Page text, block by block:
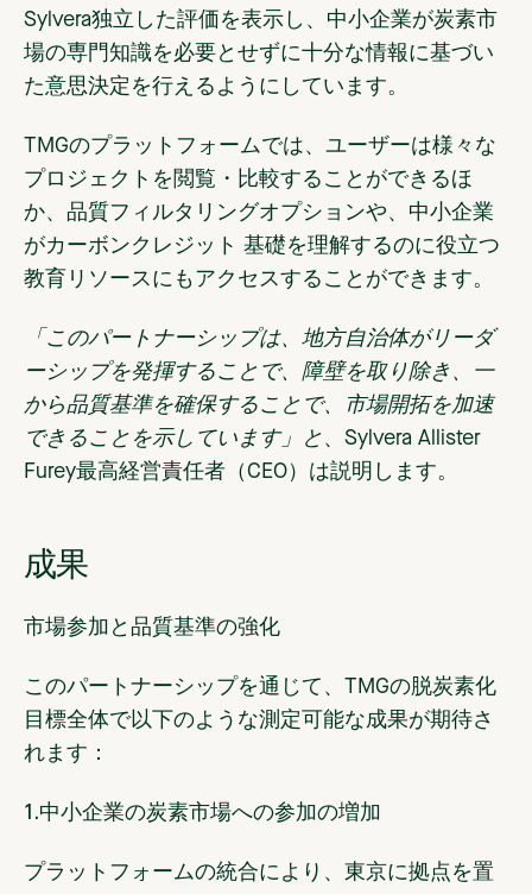
Sylvera独立した評価を表示し、中小企業が炭素市
場の専門知識を必要とせずに十分な情報に基づい
た意思決定を行えるようにしています。
TMGのプラットフォームでは、ユーザーは様々な
プロジェクトを閲覧・比較することができるほ
か、品質フィルタリングオプションや、中小企業
がカーボンクレジット 基礎を理解するのに役立つ
教育リソースにもアクセスすることができます。
「このパートナーシップは、地方自治体がリーダ
ーシップを発揮することで、障壁を取り除き、一
から品質基準を確保することで、市場開拓を加速
できることを示しています」と、Sylvera Allister
Furey最高経営責任者（CEO）は説明します。
成果
市場参加と品質基準の強化
このパートナーシップを通じて、TMGの脱炭素化
目標全体で以下のような測定可能な成果が期待さ
れます：
1.中小企業の炭素市場への参加の増加
プラットフォームの統合により、東京に拠点を置